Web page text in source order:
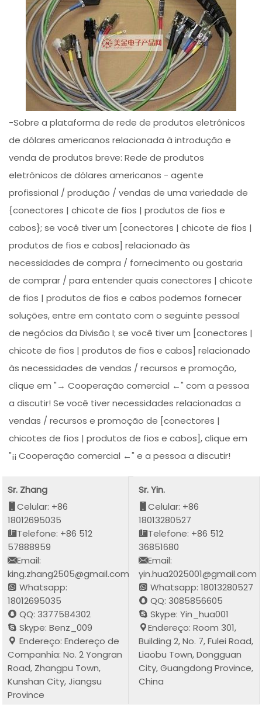
-Sobre a plataforma de rede de produtos eletrônicos
de dólares americanos relacionada à introdução e
venda de produtos breve: Rede de produtos
eletrônicos de dólares americanos - agente
profissional / produção / vendas de uma variedade de
{conectores | chicote de fios | produtos de fios e
cabos}; se você tiver um [conectores | chicote de fios |
produtos de fios e cabos] relacionado às
necessidades de compra / fornecimento ou gostaria
de comprar / para entender quais conectores | chicote
de fios | produtos de fios e cabos podemos fornecer
soluções, entre em contato com o seguinte pessoal
de negócios da Divisão I; se você tiver um [conectores |
chicote de fios | produtos de fios e cabos] relacionado
às necessidades de vendas / recursos e promoção,
clique em "→ Cooperação comercial ←" com a pessoa
a discutir! Se você tiver necessidades relacionadas a
vendas / recursos e promoção de [conectores |
chicotes de fios | produtos de fios e cabos], clique em
"¡¡ Cooperação comercial ←" e a pessoa a discutir!
Sr. Zhang
Celular: +86
18012695035
Telefone: +86 512
57888959
Email:
king.zhang2505@gmail.com
Whatsapp:
18012695035
QQ: 3377584302
Skype: Benz_009
Endereço: Endereço de
Companhia: No. 2 Yongran
Road, Zhangpu Town,
Kunshan City, Jiangsu
Province
Sr. Yin.
Celular: +86
18013280527
Telefone: +86 512
36851680
Email:
yin.hua2025001@gmail.com
Whatsapp: 18013280527
QQ: 3085856605
Skype: Yin_hua001
Endereço: Room 301,
Building 2, No. 7, Fulei Road,
Liaobu Town, Dongguan
City, Guangdong Province,
China